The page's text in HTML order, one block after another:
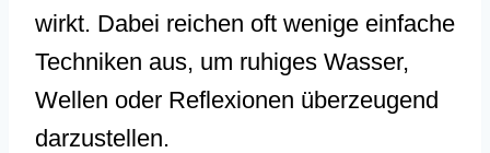
wirkt. Dabei reichen oft wenige einfache
Techniken aus, um ruhiges Wasser,
Wellen oder Reflexionen überzeugend
darzustellen.